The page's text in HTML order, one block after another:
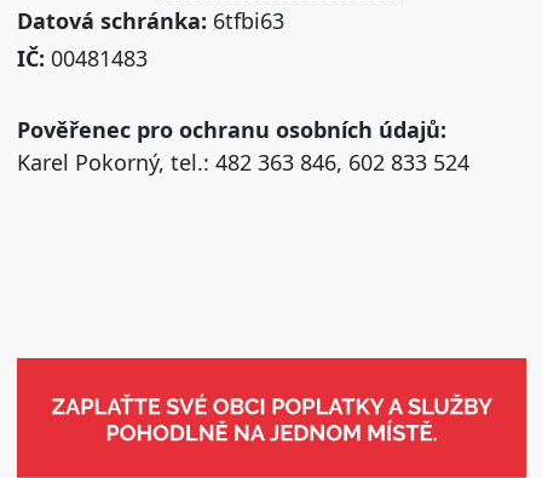
Datová schránka: 6tfbi63
IČ: 00481483
Pověřenec pro ochranu osobních údajů:
Karel Pokorný, tel.: 482 363 846, 602 833 524